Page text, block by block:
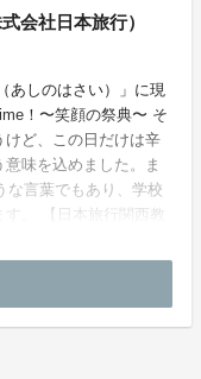
会社日本旅行）
あしのはさい）」に現
！〜笑顔の祭典〜 そ
ど、この日だけは辛
味を込めました。ま
な言葉でもあり、学校
。 【日本旅行関西教